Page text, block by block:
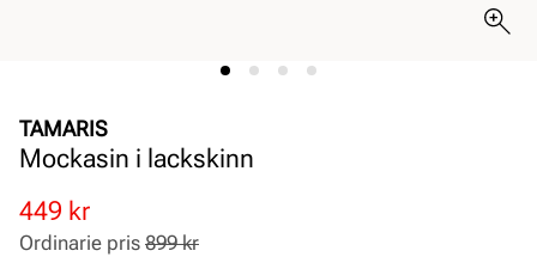
TAMARIS
Mockasin i lackskinn
Rabatterat
pris
449 kr
Ordinarie
pris
Ordinarie pris 899 kr